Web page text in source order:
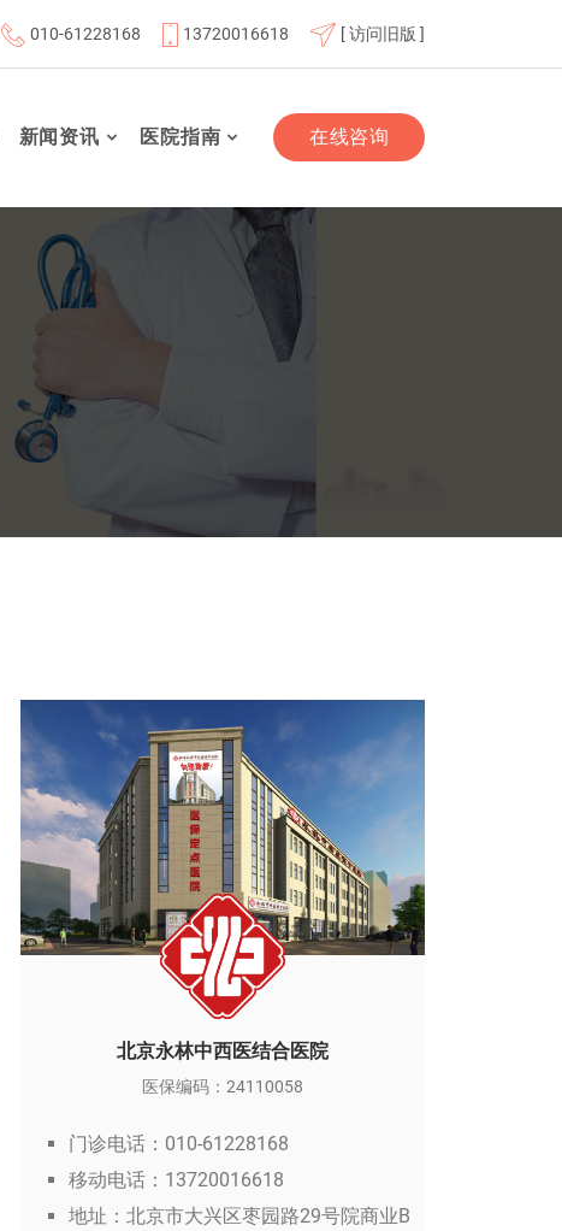
北京航天总医院联体成员单位 北京市老年友善医疗机构
010-61228168 13720016618 [ 访问旧版 ]
新闻资讯 医院指南 在线咨询
北京永林中西医结合医院
医保编码：24110058
门诊电话：010-61228168
移动电话：13720016618
地址：北京市大兴区枣园路29号院商业B